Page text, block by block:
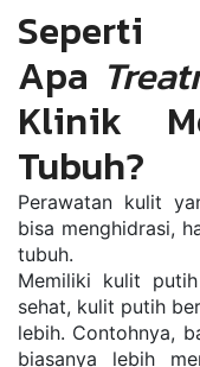
Seperti
Apa
Klinik
Tubuh?
Perawatan kulit
bisa menghidrasi,
tubuh.
Memiliki kulit
sehat, kulit putih
lebih. Contohnya,
biasanya lebih